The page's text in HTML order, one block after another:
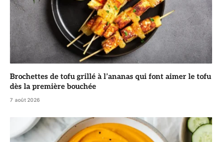
Brochettes de tofu grillé à l’ananas qui font aimer le tofu
dès la première bouchée
7 août 2026